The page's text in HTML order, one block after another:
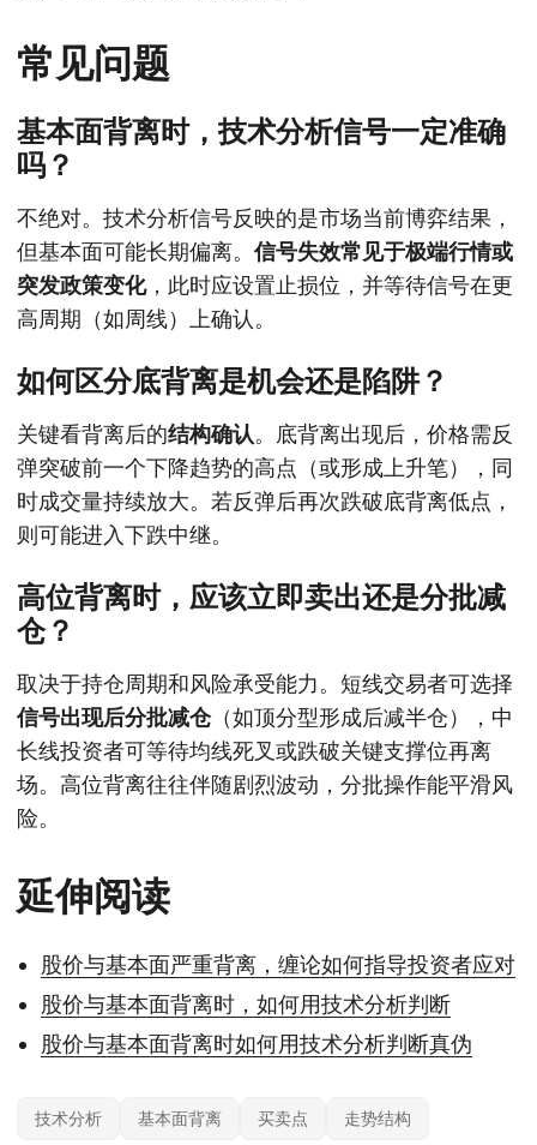
常见问题
基本面背离时，技术分析信号一定准确
吗？
不绝对。技术分析信号反映的是市场当前博弈结果，
但基本面可能长期偏离。 信号失效常见于极端行情或
突发政策变化，此时应设置止损位，并等待信号在更
高周期（如周线）上确认。
如何区分底背离是机会还是陷阱？
关键看背离后的结构确认。底背离出现后，价格需反
弹突破前一个下降趋势的高点（或形成上升笔），同
时成交量持续放大。若反弹后再次跌破底背离低点，
则可能进入下跌中继。
高位背离时，应该立即卖出还是分批减
仓？
取决于持仓周期和风险承受能力。短线交易者可选择
信号出现后分批减仓（如顶分型形成后减半仓），中
长线投资者可等待均线死叉或跌破关键支撑位再离
场。高位背离往往伴随剧烈波动，分批操作能平滑风
险。
延伸阅读
股价与基本面严重背离，缠论如何指导投资者应对
股价与基本面背离时，如何用技术分析判断
股价与基本面背离时如何用技术分析判断真伪
技术分析 基本面背离 买卖点 走势结构